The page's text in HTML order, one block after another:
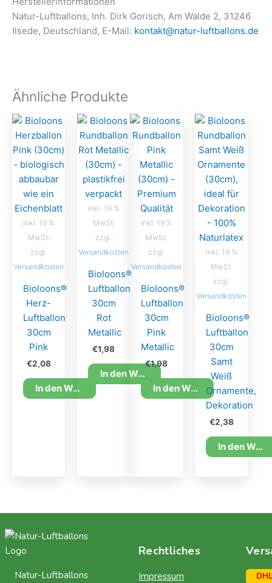
Natur-Luftballons, Inh. Dirk Gorisch, Am Walde 2, 31246
Ilsede, Deutschland, E-Mail: kontakt@natur-luftballons.de
Ähnliche Produkte
inkl. 19 %
MwSt.
zzgl.
Versandkosten
Bioloons®
Herz-
Luftballon
30cm
Pink
€2,08
In den Warenkorb
inkl. 19 %
MwSt.
zzgl.
Versandkosten
Bioloons®
Luftballon
30cm
Rot
Metallic
€1,98
In den Warenkorb
inkl. 19 %
MwSt.
zzgl.
Versandkosten
Bioloons®
Luftballon
30cm
Pink
Metallic
€1,98
In den Warenkorb
inkl. 19 %
MwSt.
zzgl.
Versandkosten
Bioloons®
Luftballon
30cm
Samt
Weiß
Ornamente,
Dekoration
€2,38
In den Warenkorb
Natur-Luftballons
Rechtliches
Impressum
DHL